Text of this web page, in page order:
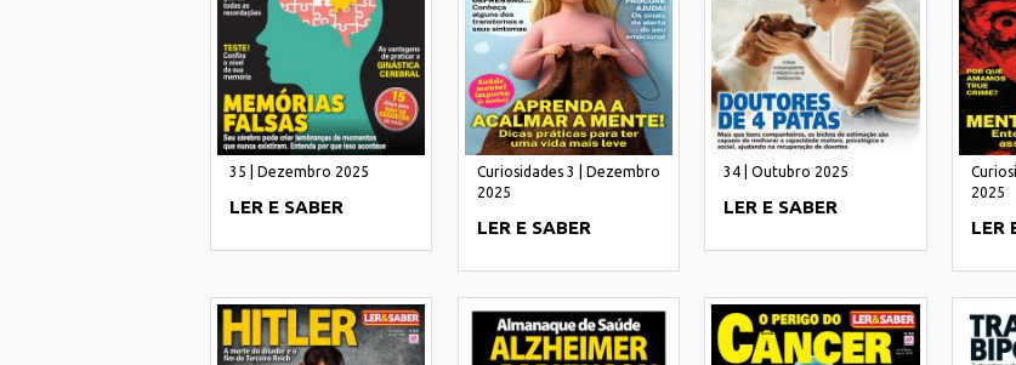
35 | Dezembro 2025
LER E SABER
Curiosidades 3 | Dezembro
2025
LER E SABER
34 | Outubro 2025
LER E SABER
2025
LER